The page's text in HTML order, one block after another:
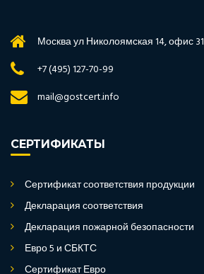
Москва ул Николоямская 14, офис 31
+7 (495) 127-70-99
mail@gostcert.info
СЕРТИФИКАТЫ
Сертификат соответствия продукции
Декларация соответствия
Декларация пожарной безопасности
Евро 5 и СБКТС
Сертификат Евро